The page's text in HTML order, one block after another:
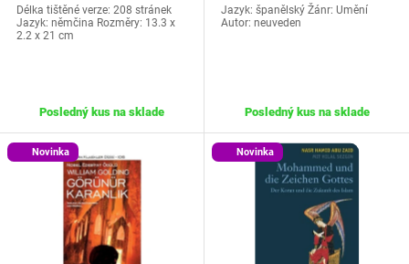
Délka tištěné verze: 208 stránek
Jazyk: němčina Rozměry: 13.3 x
2.2 x 21 cm
Posledný kus na sklade
Jazyk: španělský Žánr: Umění
Autor: neuveden
Posledný kus na sklade
Novinka Novinka